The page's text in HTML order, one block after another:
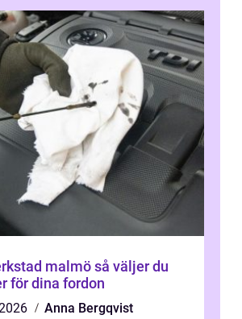
malmö så väljer du
för dina fordon
Anna Bergqvist